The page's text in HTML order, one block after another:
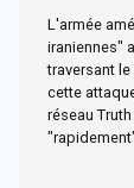
L'armée
iraniennes"
traversant
cette
réseau